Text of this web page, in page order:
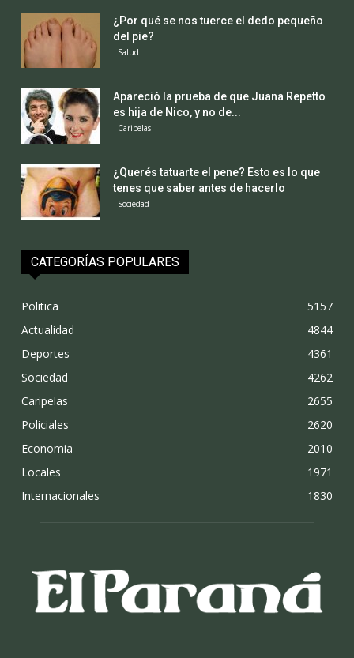
¿Por qué se nos tuerce el dedo pequeño
del pie?
Salud
Apareció la prueba de que Juana Repetto
es hija de Nico, y no de...
Caripelas
¿Querés tatuarte el pene? Esto es lo que
tenes que saber antes de hacerlo
Sociedad
CATEGORÍAS POPULARES
Politica
5157
Actualidad
4844
Deportes
4361
Sociedad
4262
Caripelas
2655
Policiales
2620
Economia
2010
Locales
1971
Internacionales
1830